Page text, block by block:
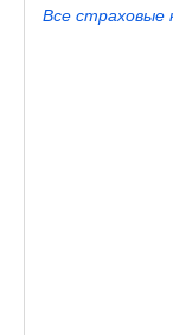
Все страховые